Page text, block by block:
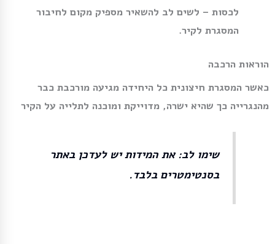
לכסות – לשים לב להשאיר מספיק מקום לחיבור
המסגרת לקיר.
הוראות הרכבה
כאשר המסגרת חיצונית כל היחידה מגיעה מורכבת כבר
מהנגרייה כך שהיא ישרה, מדוייקת ומוכנה לתלייה על הקיר
שימו לב: את המידות יש לעדכן באתר
בסנטימטרים בלבד.